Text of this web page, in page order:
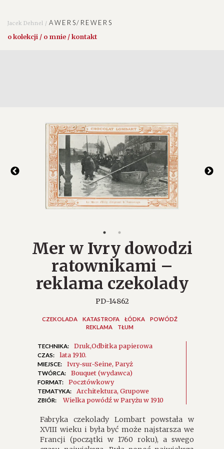
Jacek Dehnel /AWERS/REWERS
o kolekcji / o mnie / kontakt
Mer w Ivry dowodzi
ratownikami –
reklama czekolady
PD-14862
CZEKOLADA KATASTROFA ŁÓDKA
POWÓDŹ
REKLAMA
TŁUM
TECHNIKA: DrukOdbitka papierowa
CZAS: lata 1910.
MIEJSCE: Ivry-sur-Seine Paryż
TWÓRCA: Bouquet (wydawca)
FORMAT: Pocztówkowy
TEMATYKA: Architektura Grupowe
ZBIÓR: Wielka powódź w Paryżu w 1910
Fabryka czekolady Lombart powstała w
XVIII wieku i była być może najstarsza we
Francji (początki w 1760 roku), a swego